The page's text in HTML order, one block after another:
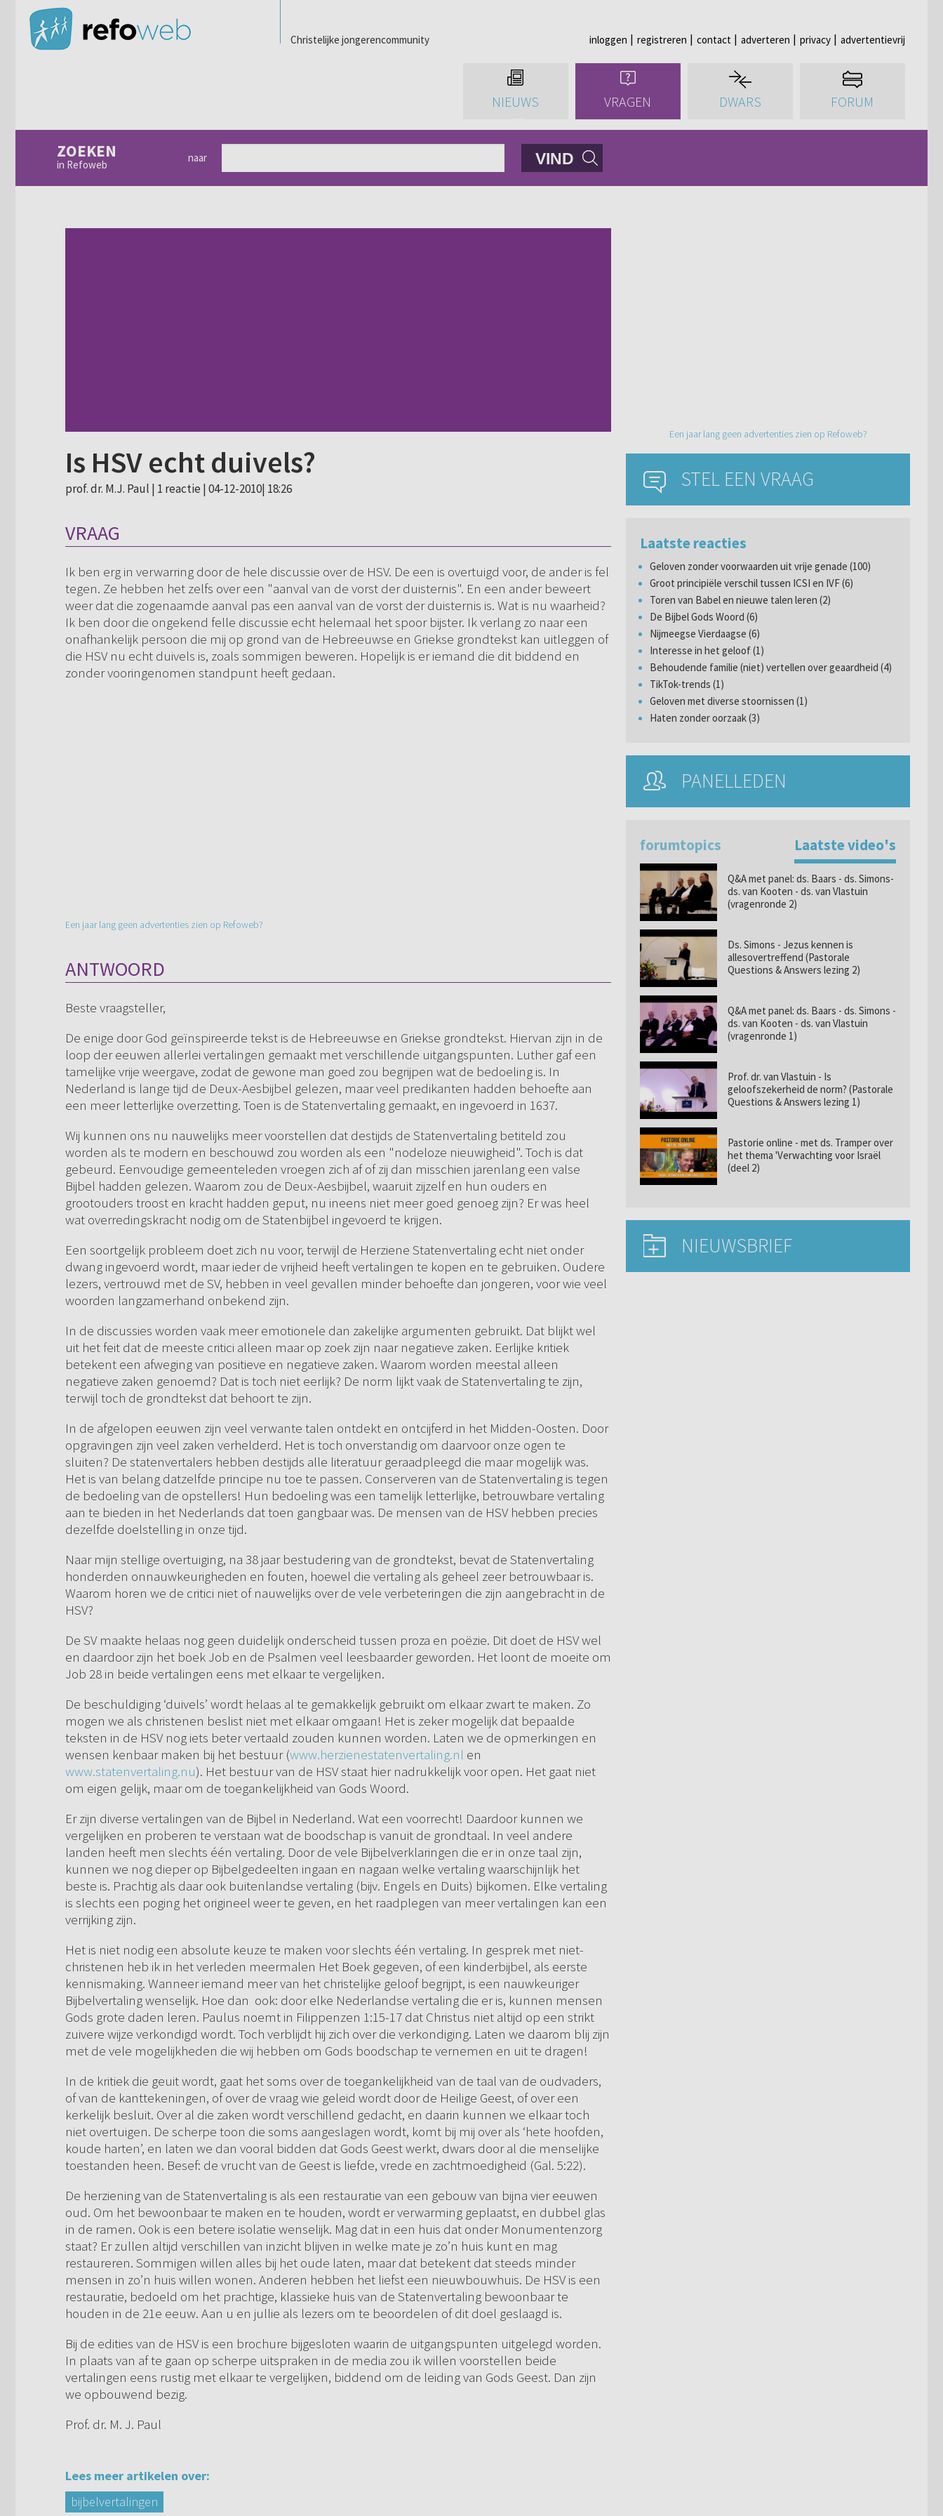
Christelijke jongerencommunity inloggen registreren contact adverteren privacy advertentievrij
NIEUWS VRAGEN DWARS FORUM
ZOEKEN
in Refoweb
naar VIND
Is HSV echt duivels?
prof. dr. M.J. Paul | 1 reactie | 04-12-2010| 18:26
VRAAG
Ik ben erg in verwarring door de hele discussie over de HSV. De een is overtuigd voor, de ander is fel
tegen. Ze hebben het zelfs over een "aanval van de vorst der duisternis". En een ander beweert
weer dat die zogenaamde aanval pas een aanval van de vorst der duisternis is. Wat is nu waarheid?
Ik ben door die ongekend felle discussie echt helemaal het spoor bijster. Ik verlang zo naar een
onafhankelijk persoon die mij op grond van de Hebreeuwse en Griekse grondtekst kan uitleggen of
die HSV nu echt duivels is, zoals sommigen beweren. Hopelijk is er iemand die dit biddend en
zonder vooringenomen standpunt heeft gedaan.
Een jaar lang geen advertenties zien op Refoweb?
ANTWOORD
Beste vraagsteller,
De enige door God geïnspireerde tekst is de Hebreeuwse en Griekse grondtekst. Hiervan zijn in de
loop der eeuwen allerlei vertalingen gemaakt met verschillende uitgangspunten. Luther gaf een
tamelijke vrije weergave, zodat de gewone man goed zou begrijpen wat de bedoeling is. In
Nederland is lange tijd de Deux-Aesbijbel gelezen, maar veel predikanten hadden behoefte aan
een meer letterlijke overzetting. Toen is de Statenvertaling gemaakt, en ingevoerd in 1637.
Wij kunnen ons nu nauwelijks meer voorstellen dat destijds de Statenvertaling betiteld zou
worden als te modern en beschouwd zou worden als een "nodeloze nieuwigheid". Toch is dat
gebeurd. Eenvoudige gemeenteleden vroegen zich af of zij dan misschien jarenlang een valse
Bijbel hadden gelezen. Waarom zou de Deux-Aesbijbel, waaruit zijzelf en hun ouders en
grootouders troost en kracht hadden geput, nu ineens niet meer goed genoeg zijn? Er was heel
wat overredingskracht nodig om de Statenbijbel ingevoerd te krijgen.
Een soortgelijk probleem doet zich nu voor, terwijl de Herziene Statenvertaling echt niet onder
dwang ingevoerd wordt, maar ieder de vrijheid heeft vertalingen te kopen en te gebruiken. Oudere
lezers, vertrouwd met de SV, hebben in veel gevallen minder behoefte dan jongeren, voor wie veel
woorden langzamerhand onbekend zijn.
In de discussies worden vaak meer emotionele dan zakelijke argumenten gebruikt. Dat blijkt wel
uit het feit dat de meeste critici alleen maar op zoek zijn naar negatieve zaken. Eerlijke kritiek
betekent een afweging van positieve en negatieve zaken. Waarom worden meestal alleen
negatieve zaken genoemd? Dat is toch niet eerlijk? De norm lijkt vaak de Statenvertaling te zijn,
terwijl toch de grondtekst dat behoort te zijn.
In de afgelopen eeuwen zijn veel verwante talen ontdekt en ontcijferd in het Midden-Oosten. Door
opgravingen zijn veel zaken verhelderd. Het is toch onverstandig om daarvoor onze ogen te
sluiten? De statenvertalers hebben destijds alle literatuur geraadpleegd die maar mogelijk was.
Het is van belang datzelfde principe nu toe te passen. Conserveren van de Statenvertaling is tegen
de bedoeling van de opstellers! Hun bedoeling was een tamelijk letterlijke, betrouwbare vertaling
aan te bieden in het Nederlands dat toen gangbaar was. De mensen van de HSV hebben precies
dezelfde doelstelling in onze tijd.
Naar mijn stellige overtuiging, na 38 jaar bestudering van de grondtekst, bevat de Statenvertaling
honderden onnauwkeurigheden en fouten, hoewel die vertaling als geheel zeer betrouwbaar is.
Waarom horen we de critici niet of nauwelijks over de vele verbeteringen die zijn aangebracht in de
HSV?
De SV maakte helaas nog geen duidelijk onderscheid tussen proza en poëzie. Dit doet de HSV wel
en daardoor zijn het boek Job en de Psalmen veel leesbaarder geworden. Het loont de moeite om
Job 28 in beide vertalingen eens met elkaar te vergelijken.
De beschuldiging ‘duivels’ wordt helaas al te gemakkelijk gebruikt om elkaar zwart te maken. Zo
mogen we als christenen beslist niet met elkaar omgaan! Het is zeker mogelijk dat bepaalde
teksten in de HSV nog iets beter vertaald zouden kunnen worden. Laten we de opmerkingen en
wensen kenbaar maken bij het bestuur (www.herzienestatenvertaling.nl en
www.statenvertaling.nu). Het bestuur van de HSV staat hier nadrukkelijk voor open. Het gaat niet
om eigen gelijk, maar om de toegankelijkheid van Gods Woord.
Er zijn diverse vertalingen van de Bijbel in Nederland. Wat een voorrecht! Daardoor kunnen we
vergelijken en proberen te verstaan wat de boodschap is vanuit de grondtaal. In veel andere
landen heeft men slechts één vertaling. Door de vele Bijbelverklaringen die er in onze taal zijn,
kunnen we nog dieper op Bijbelgedeelten ingaan en nagaan welke vertaling waarschijnlijk het
beste is. Prachtig als daar ook buitenlandse vertaling (bijv. Engels en Duits) bijkomen. Elke vertaling
is slechts een poging het origineel weer te geven, en het raadplegen van meer vertalingen kan een
verrijking zijn.
Het is niet nodig een absolute keuze te maken voor slechts één vertaling. In gesprek met niet-
christenen heb ik in het verleden meermalen Het Boek gegeven, of een kinderbijbel, als eerste
kennismaking. Wanneer iemand meer van het christelijke geloof begrijpt, is een nauwkeuriger
Bijbelvertaling wenselijk. Hoe dan ook: door elke Nederlandse vertaling die er is, kunnen mensen
Gods grote daden leren. Paulus noemt in Filippenzen 1:15-17 dat Christus niet altijd op een strikt
zuivere wijze verkondigd wordt. Toch verblijdt hij zich over die verkondiging. Laten we daarom blij zijn
met de vele mogelijkheden die wij hebben om Gods boodschap te vernemen en uit te dragen!
In de kritiek die geuit wordt, gaat het soms over de toegankelijkheid van de taal van de oudvaders,
of van de kanttekeningen, of over de vraag wie geleid wordt door de Heilige Geest, of over een
kerkelijk besluit. Over al die zaken wordt verschillend gedacht, en daarin kunnen we elkaar toch
niet overtuigen. De scherpe toon die soms aangeslagen wordt, komt bij mij over als ‘hete hoofden,
koude harten’, en laten we dan vooral bidden dat Gods Geest werkt, dwars door al die menselijke
toestanden heen. Besef: de vrucht van de Geest is liefde, vrede en zachtmoedigheid (Gal. 5:22).
De herziening van de Statenvertaling is als een restauratie van een gebouw van bijna vier eeuwen
oud. Om het bewoonbaar te maken en te houden, wordt er verwarming geplaatst, en dubbel glas
in de ramen. Ook is een betere isolatie wenselijk. Mag dat in een huis dat onder Monumentenzorg
staat? Er zullen altijd verschillen van inzicht blijven in welke mate je zo’n huis kunt en mag
restaureren. Sommigen willen alles bij het oude laten, maar dat betekent dat steeds minder
mensen in zo’n huis willen wonen. Anderen hebben het liefst een nieuwbouwhuis. De HSV is een
restauratie, bedoeld om het prachtige, klassieke huis van de Statenvertaling bewoonbaar te
houden in de 21e eeuw. Aan u en jullie als lezers om te beoordelen of dit doel geslaagd is.
Bij de edities van de HSV is een brochure bijgesloten waarin de uitgangspunten uitgelegd worden.
In plaats van af te gaan op scherpe uitspraken in de media zou ik willen voorstellen beide
vertalingen eens rustig met elkaar te vergelijken, biddend om de leiding van Gods Geest. Dan zijn
we opbouwend bezig.
Prof. dr. M. J. Paul
Lees meer artikelen over:
bijbelvertalingen
Een jaar lang geen advertenties zien op Refoweb?
STEL EEN VRAAG
Laatste reacties
Geloven zonder voorwaarden uit vrije genade (100)
Groot principiële verschil tussen ICSI en IVF (6)
Toren van Babel en nieuwe talen leren (2)
De Bijbel Gods Woord (6)
Nijmeegse Vierdaagse (6)
Interesse in het geloof (1)
Behoudende familie (niet) vertellen over geaardheid (4)
TikTok-trends (1)
Geloven met diverse stoornissen (1)
Haten zonder oorzaak (3)
PANELLEDEN
forumtopics Laatste video's
Q&A met panel: ds. Baars - ds. Simons-
ds. van Kooten - ds. van Vlastuin
(vragenronde 2)
Ds. Simons - Jezus kennen is
allesovertreffend (Pastorale
Questions & Answers lezing 2)
Q&A met panel: ds. Baars - ds. Simons -
ds. van Kooten - ds. van Vlastuin
(vragenronde 1)
Prof. dr. van Vlastuin - Is
geloofszekerheid de norm? (Pastorale
Questions & Answers lezing 1)
Pastorie online - met ds. Tramper over
het thema 'Verwachting voor Israël
(deel 2)
NIEUWSBRIEF